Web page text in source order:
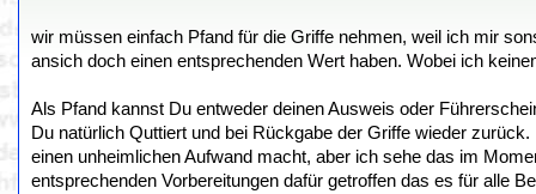
wir müssen einfach Pfand für die Griffe nehmen, weil ich mir
ansich doch einen entsprechenden Wert haben. Wobei ich
Als Pfand kannst Du entweder deinen Ausweis oder
Du natürlich Quttiert und bei Rückgabe der Griffe wieder
einen unheimlichen Aufwand macht, aber ich sehe das im
entsprechenden Vorbereitungen dafür getroffen das es für alle